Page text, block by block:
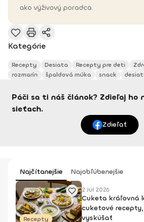
ako výživový poradca.
Kategórie
Recepty Desiata Recepty pre deti
rozmarín
špaldová múka snack
Páči sa ti náš článok? Zdieľaj ho
sieťach.
Zdieľať
Najčítanejšie Najobľúbenejšie
Recepty
2 Júl 2026
Cuketa kráľovná
cuketové
vyskúšať